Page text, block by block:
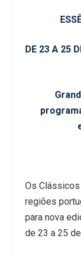
DE 23 A 25
Os
regiões
para nova
de 23 a 25